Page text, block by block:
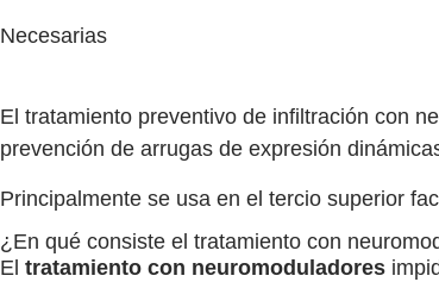
Necesarias
El tratamiento preventivo de infiltración con
prevención de arrugas de expresión
Principalmente se usa en el tercio superior
¿En qué consiste el tratamiento con
El tratamiento con neuromoduladores